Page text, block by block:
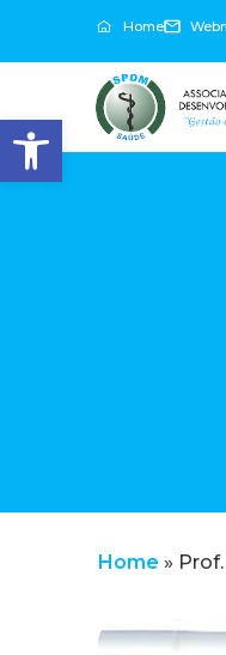
Abrir a barra de
Home
Home »